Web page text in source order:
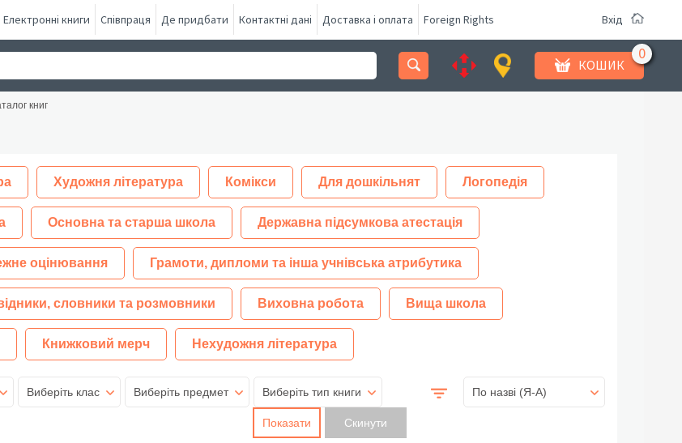
Електронні книги Співпраця Де придбати Контактні дані Доставка і оплата Foreign Rights Вхід
КОШИК
книг
Художня література Комікси Для дошкільнят Логопедія
Основна та старша школа Державна підсумкова атестація
оцінювання Грамоти, дипломи та інша учнівська атрибутика
словники та розмовники Виховна робота Вища школа
Книжковий мерч Нехудожня література
Виберіть клас Виберіть предмет Виберіть тип книги
Показати
По назві (Я-А)